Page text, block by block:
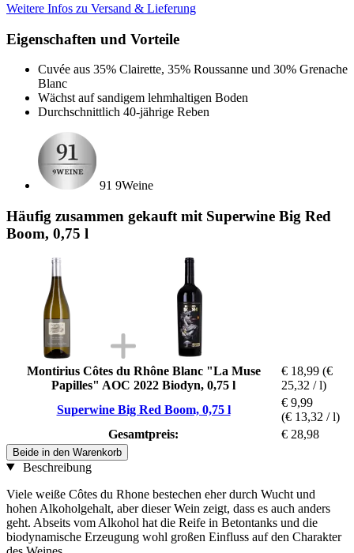
Weitere Infos zu Versand & Lieferung
Eigenschaften und Vorteile
Cuvée aus 35% Clairette, 35% Roussanne und 30% Grenache
Blanc
Wächst auf sandigem lehmhaltigen Boden
Durchschnittlich 40-jährige Reben
91 9Weine
Häufig zusammen gekauft mit Superwine Big Red
Boom, 0,75 l
Montirius Côtes du Rhône Blanc "La Muse
Papilles" AOC 2022 Biodyn, 0,75 l
€ 18,99 (€
25,32 / l)
Superwine Big Red Boom, 0,75 l
€ 9,99
(€ 13,32 / l)
Gesamtpreis:
€ 28,98
Beide in den Warenkorb
Beschreibung
Viele weiße Côtes du Rhone bestechen eher durch Wucht und
hohen Alkoholgehalt, aber dieser Wein zeigt, dass es auch anders
geht. Abseits vom Alkohol hat die Reife in Betontanks und die
biodynamische Erzeugung wohl großen Einfluss auf den Charakter